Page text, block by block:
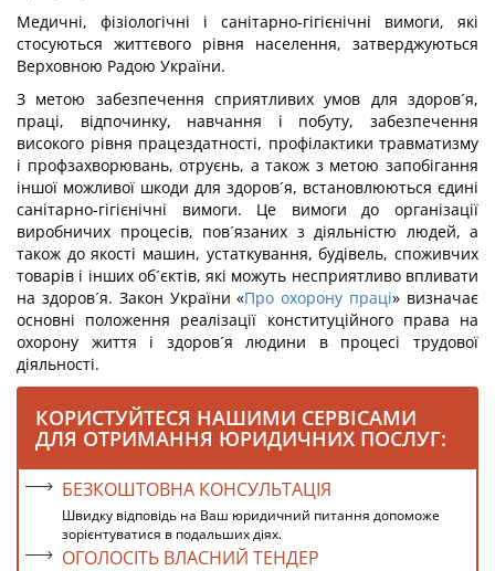
Медичні, фізіологічні і санітарно-гігієнічні вимоги, які
стосуються життєвого рівня населення, затверджуються
Верховною Радою України.
З метою забезпечення сприятливих умов для здоров´я,
праці, відпочинку, навчання і побуту, забезпечення
високого рівня працездатності, профілактики травматизму
і профзахворювань, отруєнь, а також з метою запобігання
іншої можливої шкоди для здоров´я, встановлюються єдині
санітарно-гігієнічні вимоги. Це вимоги до організації
виробничих процесів, пов´язаних з діяльністю людей, а
також до якості машин, устаткування, будівель, споживчих
товарів і інших об´єктів, які можуть несприятливо впливати
на здоров´я. Закон України «Про охорону праці» визначає
основні положення реалізації конституційного права на
охорону життя і здоров´я людини в процесі трудової
діяльності.
КОРИСТУЙТЕСЯ НАШИМИ СЕРВІСАМИ
ДЛЯ ОТРИМАННЯ ЮРИДИЧНИХ ПОСЛУГ:
БЕЗКОШТОВНА КОНСУЛЬТАЦІЯ
Швидку відповідь на Ваш юридичний питання допоможе
зорієнтуватися в подальших діях.
ОГОЛОСІТЬ ВЛАСНИЙ ТЕНДЕР